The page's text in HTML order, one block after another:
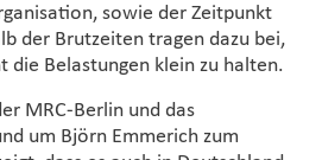
sowie der Zeitpunkt
der Brutzeiten tragen dazu bei,
die Belastungen klein zu halten.
MRC-Berlin und das
um Björn Emmerich zum